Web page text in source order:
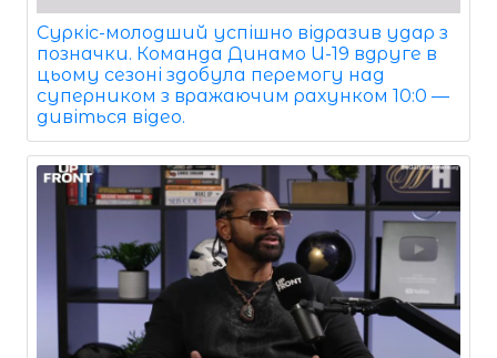
Суркіс-молодший успішно відразив удар з
позначки. Команда Динамо U-19 вдруге в
цьому сезоні здобула перемогу над
суперником з вражаючим рахунком 10:0 —
дивіться відео.